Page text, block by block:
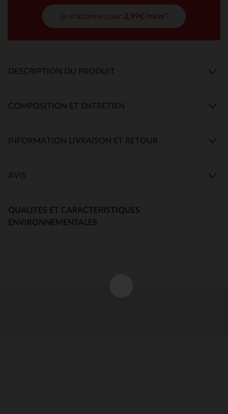
je m'abonne pour 3,99€/mois*
DESCRIPTION DU PRODUIT
COMPOSITION ET ENTRETIEN
INFORMATION LIVRAISON ET RETOUR
AVIS
QUALITES ET CARACTERISTIQUES
ENVIRONNEMENTALES